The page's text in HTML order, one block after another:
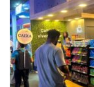
Cencosud
Com A